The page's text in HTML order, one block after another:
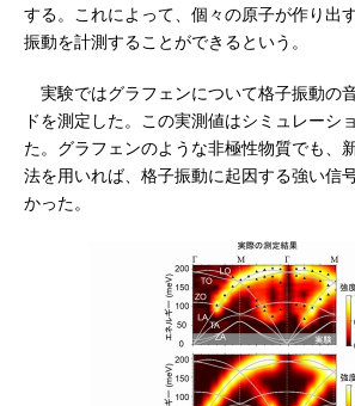
する。これによって、個々の原子が作り出
振動を計測することができるという。
実験ではグラフェンについて格子振動の
ドを測定した。この実測値はシミュレーシ
た。グラフェンのような非極性物質でも、
法を用いれば、格子振動に起因する強い信
かった。